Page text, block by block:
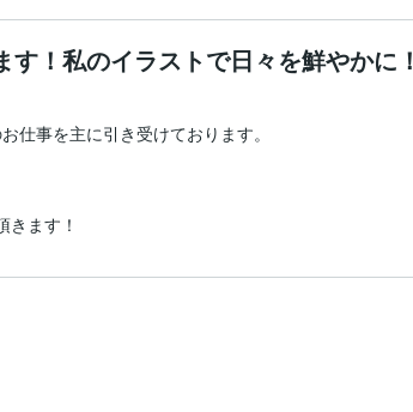
！私のイラストで日々を鮮やかに！
仕事を主に引き受けております。